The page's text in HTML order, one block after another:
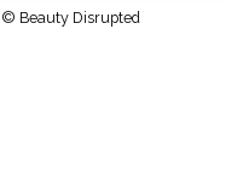
© Beauty Disrupted